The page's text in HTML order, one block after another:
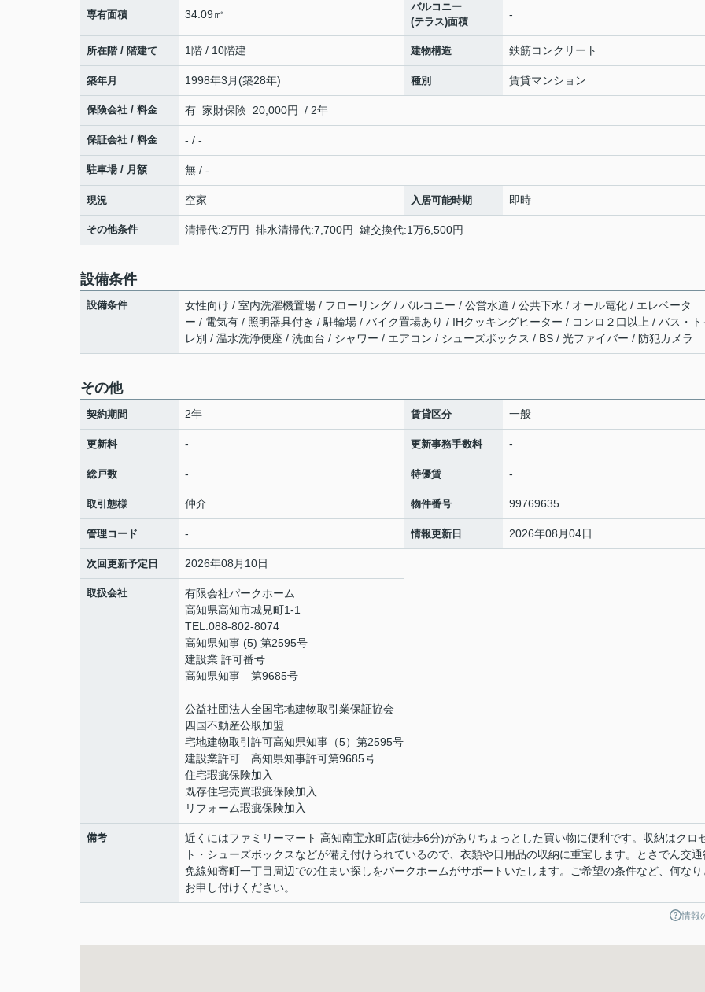
専有面積 34.09㎡
バルコニー
(テラス)面積
-
所在階 / 階建て 1階 / 10階建 建物構造 鉄筋コンクリート
築年月 1998年3月(築28年) 種別 賃貸マンション
保険会社 / 料金 有 家財保険 20,000円 / 2年
保証会社 / 料金 - / -
駐車場 / 月額 無 / -
現況 空家 入居可能時期 即時
その他条件 清掃代:2万円 排水清掃代:7,700円 鍵交換代:1万6,500円
設備条件
設備条件
女性向け / 室内洗濯機置場 / フローリング / バルコニー / 公営水道 / 公共下水 / オール電化 / エレベータ
ー / 電気有 / 照明器具付き / 駐輪場 / バイク置場あり / IHクッキングヒーター / コンロ２口以上 / バス・ト
レ別 / 温水洗浄便座 / 洗面台 / シャワー / エアコン / シューズボックス / BS / 光ファイバー / 防犯カメラ
その他
契約期間 2年 賃貸区分 一般
更新料 - 更新事務手数料 -
総戸数 - 特優賃 -
取引態様 仲介 物件番号 99769635
管理コード - 情報更新日 2026年08月04日
次回更新予定日 2026年08月10日
取扱会社
有限会社パークホーム
高知県高知市城見町1-1
TEL:088-802-8074
高知県知事 (5) 第2595号
建設業 許可番号
高知県知事 第9685号
公益社団法人全国宅地建物取引業保証協会
四国不動産公取加盟
宅地建物取引許可高知県知事（5）第2595号
建設業許可 高知県知事許可第9685号
住宅瑕疵保険加入
既存住宅売買瑕疵保険加入
リフォーム瑕疵保険加入
備考
近くにはファミリーマート 高知南宝永町店(徒歩6分)がありちょっとした買い物に便利です。収納はクロ
ト・シューズボックスなどが備え付けられているので、衣類や日用品の収納に重宝します。とさでん交通
免線知寄町一丁目周辺での住まい探しをパークホームがサポートいたします。ご希望の条件など、何なり
お申し付けください。
情報